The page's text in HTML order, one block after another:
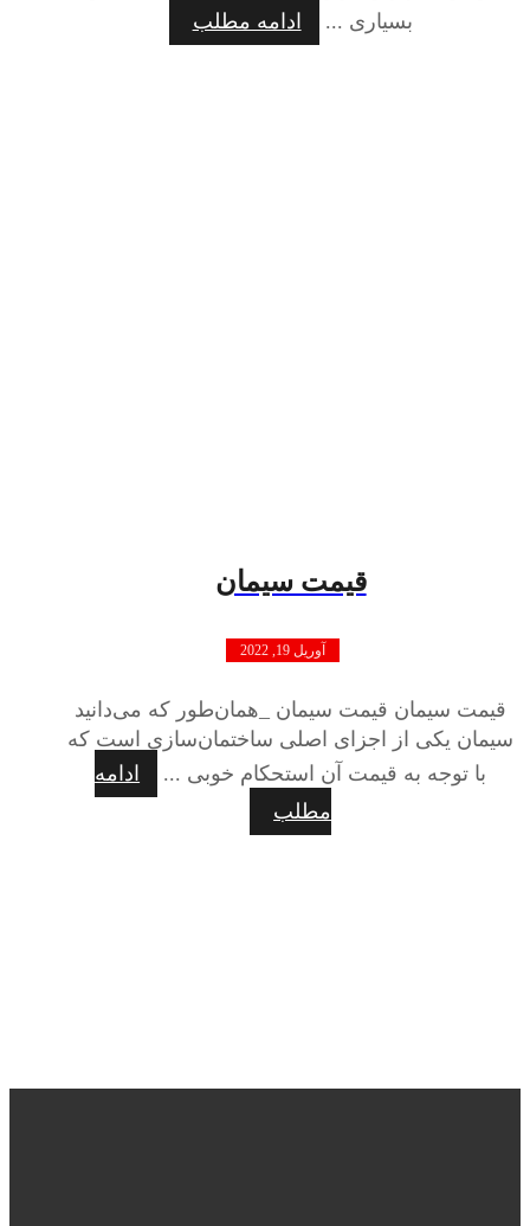
بسیاری ...
ادامه مطلب
قیمت سیمان
آوریل 19, 2022
قیمت سیمان قیمت سیمان _همان‌طور که می‌دانید
سیمان یکی از اجزای اصلی ساختمان‌سازی است که
با توجه به قیمت آن استحکام خوبی ...
ادامه
مطلب